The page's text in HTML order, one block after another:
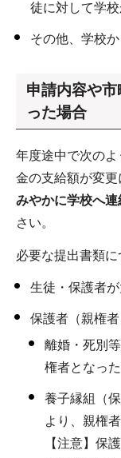
徒に対して学校
その他、学校
申請内容や
った場合
年度途中で次の
金の支給額が変更
みやかに学校へ連
さい。
必要な提出書類に
生徒・保護者
保護者（親権
離婚・死別
権者となっ
養子縁組（
より、親権
【注意】保